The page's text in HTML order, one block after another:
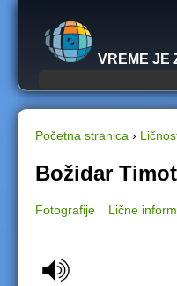
VREME JE
Y
o
a
Početna stranica ›
Božidar
Fotografije Lične